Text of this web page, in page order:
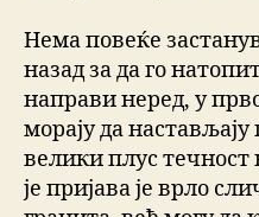
Нема повеќе
назад за да го
направи неред, у
морају да
велики плус течност
је пријава је врло